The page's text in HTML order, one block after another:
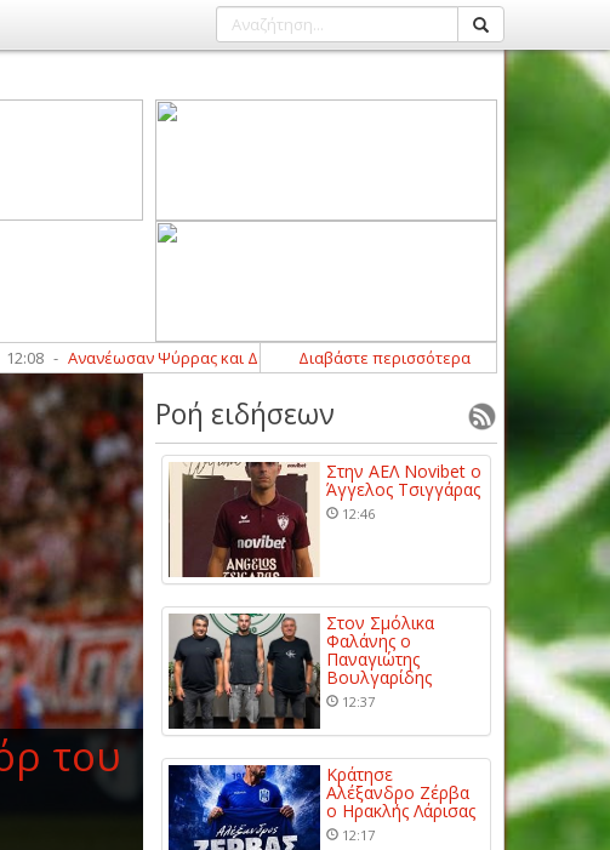
Ανανέωσαν Ψύρρας και Δεμερτζής στον Αμπελωνιακό 00:00
Διαβάστε περισσότερα
του
Ροή ειδήσεων
Στην ΑΕΛ Novibet ο
Άγγελος Τσιγγάρας
12:46
Στον Σμόλικα
Φαλάνης ο
Παναγιώτης
Βουλγαρίδης
12:37
Κράτησε
Αλέξανδρο Ζέρβα
ο Ηρακλής Λάρισας
12:17